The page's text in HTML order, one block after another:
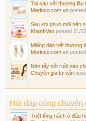
Tại sao vết thương lâu
Merinco.com.vn posted
Sau khi phun môi nên
KhanhVan posted 21/
Miếng dán vết thương
Merinco.com.vn posted
Nên tẩy nốt ruồi nào
Chuyên gia tư vấn
Hỏi đáp cùng chuyên
Triệt lông nách ở đâu